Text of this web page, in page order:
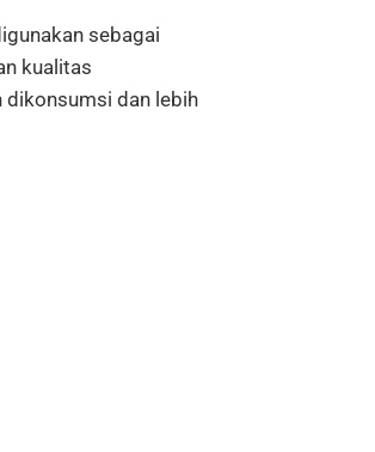
sebagai
kualitas
dikonsumsi dan lebih